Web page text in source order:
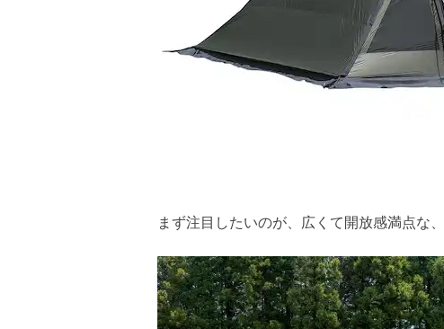
まず注目したいのが、広くて開放感満点な、